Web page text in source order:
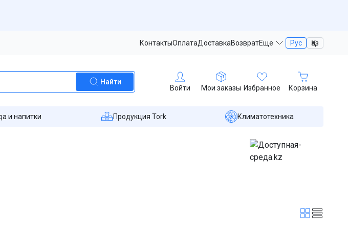
КонтактыОплатаДоставкаВозвратЕще Рус Қаз
Найти
Войти Мои заказы Избранное Корзина
и напитки Продукция Tork Климатотехника